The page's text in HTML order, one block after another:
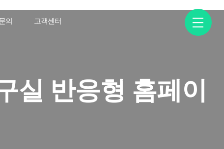
의 고객센터
실 반응형 홈페이